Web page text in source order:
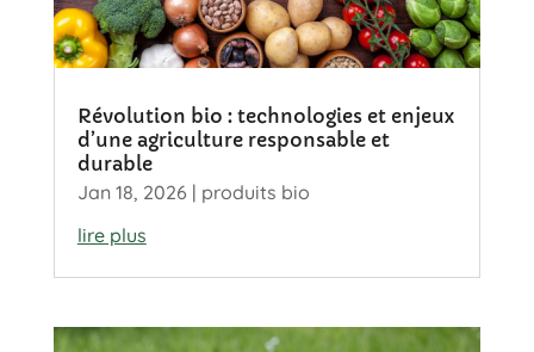
Révolution bio : technologies et enjeux
d’une agriculture responsable et
durable
Jan 18, 2026 | produits bio
lire plus